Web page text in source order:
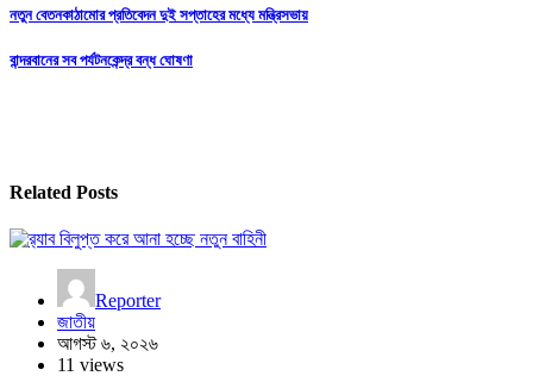
Post
navigation
নতুন বেতনকাঠামোর প্রতিবেদন দুই সপ্তাহের মধ্যে মন্ত্রিসভায়
বান্দরবানের সব পর্যটনকেন্দ্র বন্ধ ঘোষণা
Related Posts
Reporter
জাতীয়
আগস্ট ৬, ২০২৬
11 views